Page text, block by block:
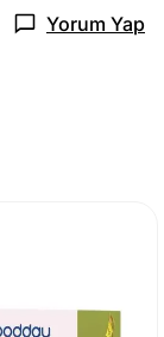
Yorum Yap